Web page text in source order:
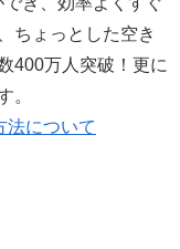
ちょっとした空き
400万人突破！更に
。
法について